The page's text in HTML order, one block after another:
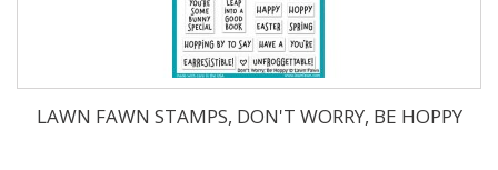
LAWN FAWN STAMPS, DON'T WORRY, BE HOPPY